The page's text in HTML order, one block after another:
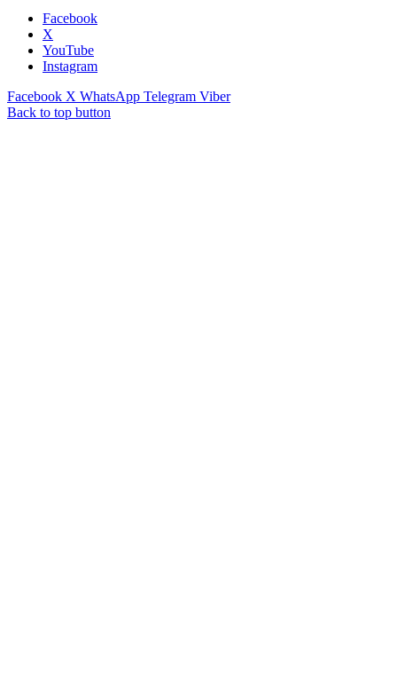
Facebook
X
YouTube
Instagram
Facebook X WhatsApp Telegram Viber
Back to top button